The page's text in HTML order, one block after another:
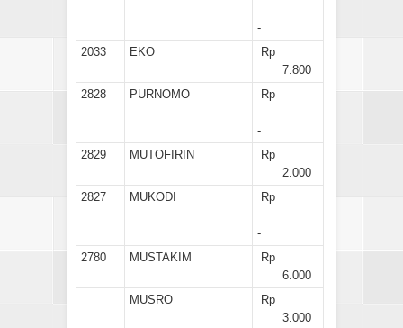
-
2033
EKO
Rp
7.800
2828
PURNOMO Rp
-
2829
MUTOFIRIN
Rp
2.000
2827
MUKODI Rp
-
2780
MUSTAKIM
Rp
6.000
MUSRO
Rp
3.000